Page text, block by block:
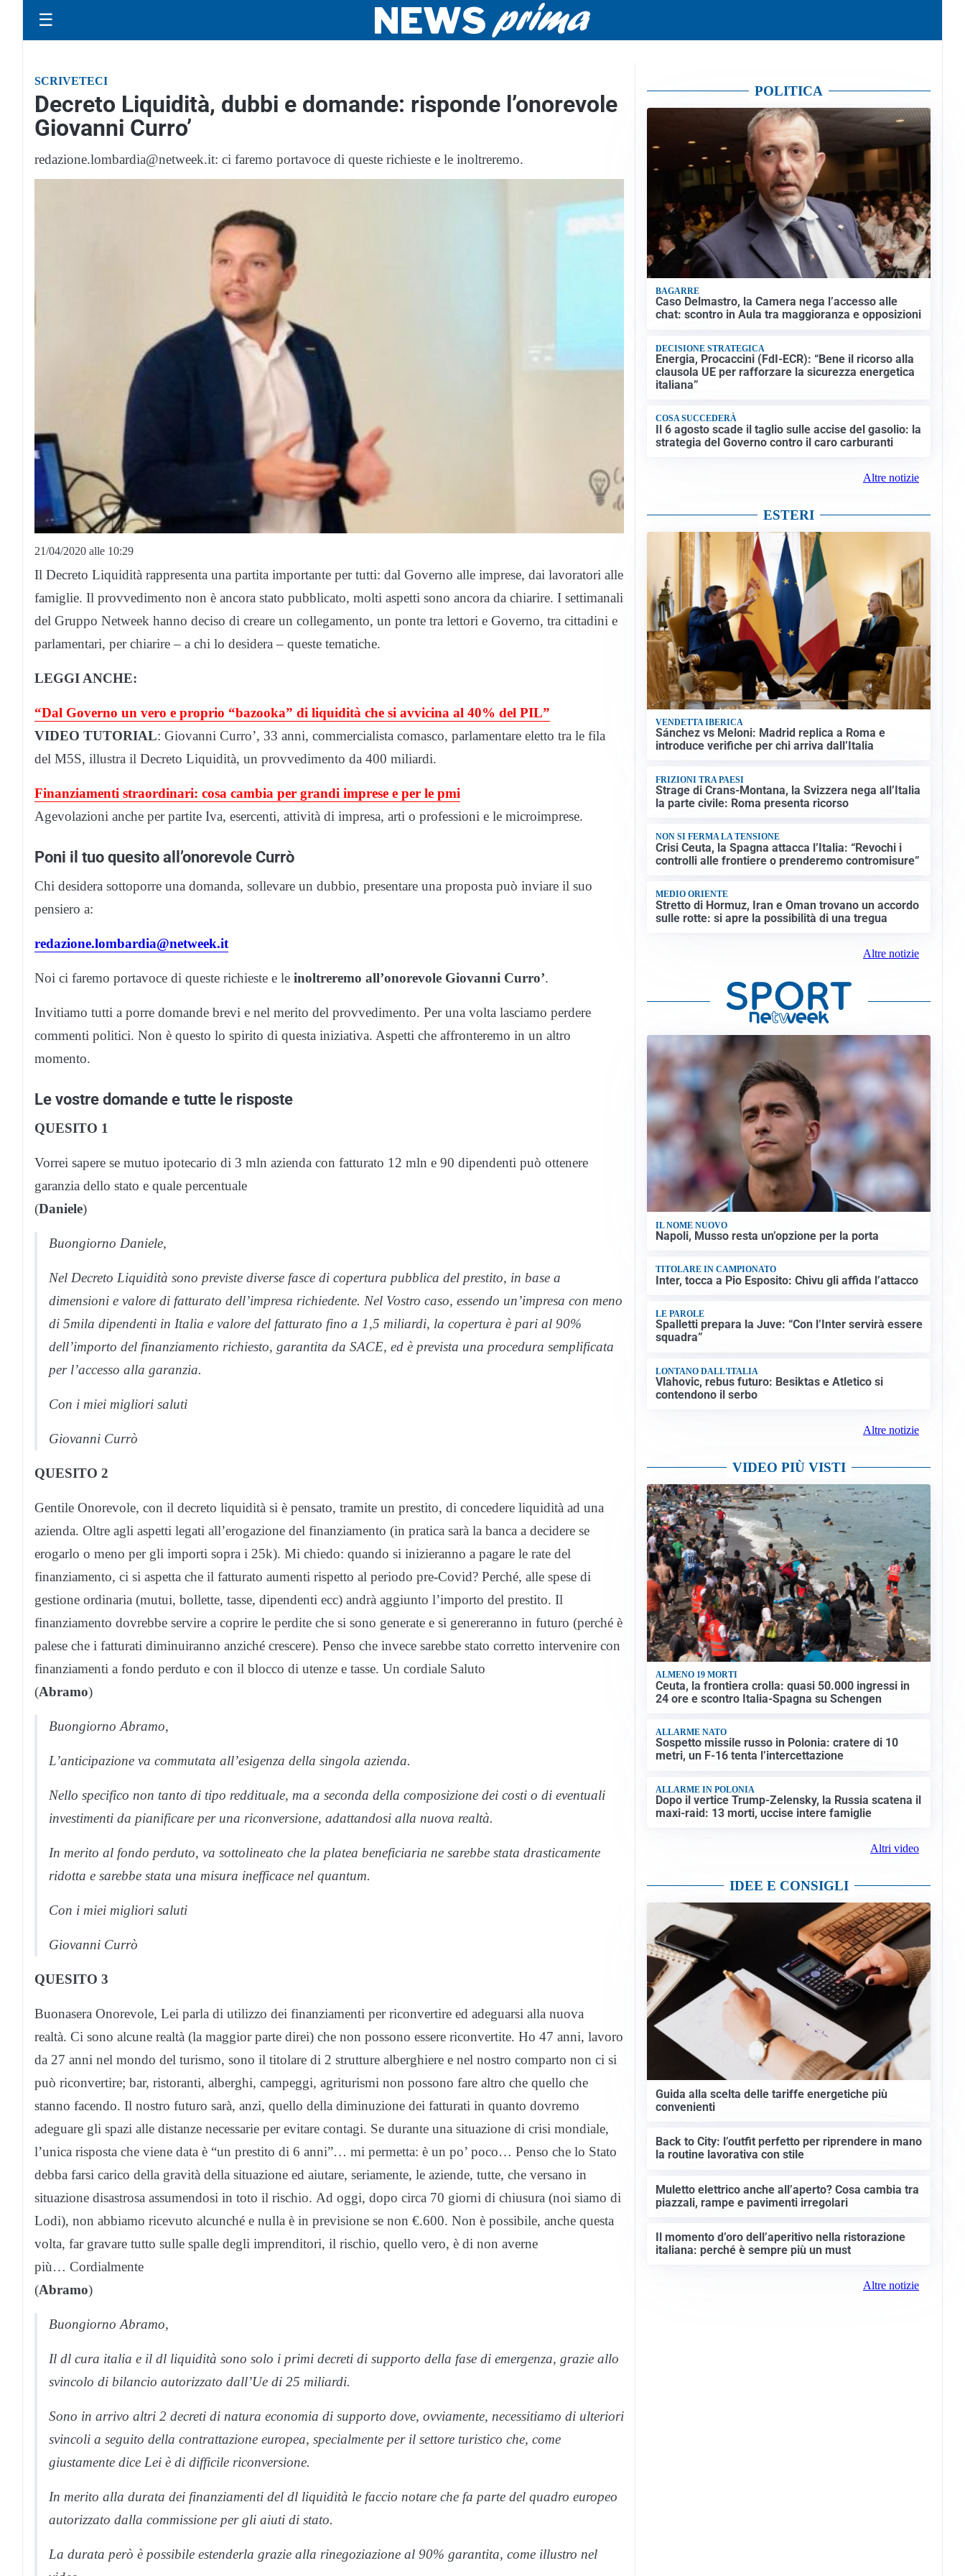
☰
SCRIVETECI
Decreto Liquidità, dubbi e domande: risponde l’onorevole
Giovanni Curro’
redazione.lombardia@netweek.it: ci faremo portavoce di queste richieste e le inoltreremo.
21/04/2020 alle 10:29
Il Decreto Liquidità rappresenta una partita importante per tutti: dal Governo alle imprese, dai lavoratori alle
famiglie. Il provvedimento non è ancora stato pubblicato, molti aspetti sono ancora da chiarire. I settimanali
del Gruppo Netweek hanno deciso di creare un collegamento, un ponte tra lettori e Governo, tra cittadini e
parlamentari, per chiarire – a chi lo desidera – queste tematiche.
LEGGI ANCHE:
“Dal Governo un vero e proprio “bazooka” di liquidità che si avvicina al 40% del PIL”
VIDEO TUTORIAL: Giovanni Curro’, 33 anni, commercialista comasco, parlamentare eletto tra le fila
del M5S, illustra il Decreto Liquidità, un provvedimento da 400 miliardi.
Finanziamenti straordinari: cosa cambia per grandi imprese e per le pmi
Agevolazioni anche per partite Iva, esercenti, attività di impresa, arti o professioni e le microimprese.
Poni il tuo quesito all’onorevole Currò
Chi desidera sottoporre una domanda, sollevare un dubbio, presentare una proposta può inviare il suo
pensiero a:
redazione.lombardia@netweek.it
Noi ci faremo portavoce di queste richieste e le inoltreremo all’onorevole Giovanni Curro’.
Invitiamo tutti a porre domande brevi e nel merito del provvedimento. Per una volta lasciamo perdere
commenti politici. Non è questo lo spirito di questa iniziativa. Aspetti che affronteremo in un altro
momento.
Le vostre domande e tutte le risposte
QUESITO 1
Vorrei sapere se mutuo ipotecario di 3 mln azienda con fatturato 12 mln e 90 dipendenti può ottenere
garanzia dello stato e quale percentuale
(Daniele)
Buongiorno Daniele,
Nel Decreto Liquidità sono previste diverse fasce di copertura pubblica del prestito, in base a
dimensioni e valore di fatturato dell’impresa richiedente. Nel Vostro caso, essendo un’impresa con meno
di 5mila dipendenti in Italia e valore del fatturato fino a 1,5 miliardi, la copertura è pari al 90%
dell’importo del finanziamento richiesto, garantita da SACE, ed è prevista una procedura semplificata
per l’accesso alla garanzia.
Con i miei migliori saluti
Giovanni Currò
QUESITO 2
Gentile Onorevole, con il decreto liquidità si è pensato, tramite un prestito, di concedere liquidità ad una
azienda. Oltre agli aspetti legati all’erogazione del finanziamento (in pratica sarà la banca a decidere se
erogarlo o meno per gli importi sopra i 25k). Mi chiedo: quando si inizieranno a pagare le rate del
finanziamento, ci si aspetta che il fatturato aumenti rispetto al periodo pre-Covid? Perché, alle spese di
gestione ordinaria (mutui, bollette, tasse, dipendenti ecc) andrà aggiunto l’importo del prestito. Il
finanziamento dovrebbe servire a coprire le perdite che si sono generate e si genereranno in futuro (perché è
palese che i fatturati diminuiranno anziché crescere). Penso che invece sarebbe stato corretto intervenire con
finanziamenti a fondo perduto e con il blocco di utenze e tasse. Un cordiale Saluto
(Abramo)
Buongiorno Abramo,
L’anticipazione va commutata all’esigenza della singola azienda.
Nello specifico non tanto di tipo reddituale, ma a seconda della composizione dei costi o di eventuali
investimenti da pianificare per una riconversione, adattandosi alla nuova realtà.
In merito al fondo perduto, va sottolineato che la platea beneficiaria ne sarebbe stata drasticamente
ridotta e sarebbe stata una misura inefficace nel quantum.
Con i miei migliori saluti
Giovanni Currò
QUESITO 3
Buonasera Onorevole, Lei parla di utilizzo dei finanziamenti per riconvertire ed adeguarsi alla nuova
realtà. Ci sono alcune realtà (la maggior parte direi) che non possono essere riconvertite. Ho 47 anni, lavoro
da 27 anni nel mondo del turismo, sono il titolare di 2 strutture alberghiere e nel nostro comparto non ci si
può riconvertire; bar, ristoranti, alberghi, campeggi, agriturismi non possono fare altro che quello che
stanno facendo. Il nostro futuro sarà, anzi, quello della diminuzione dei fatturati in quanto dovremo
adeguare gli spazi alle distanze necessarie per evitare contagi. Se durante una situazione di crisi mondiale,
l’unica risposta che viene data è “un prestito di 6 anni”… mi permetta: è un po’ poco… Penso che lo Stato
debba farsi carico della gravità della situazione ed aiutare, seriamente, le aziende, tutte, che versano in
situazione disastrosa assumendosi in toto il rischio. Ad oggi, dopo circa 70 giorni di chiusura (noi siamo di
Lodi), non abbiamo ricevuto alcunché e nulla è in previsione se non €.600. Non è possibile, anche questa
volta, far gravare tutto sulle spalle degli imprenditori, il rischio, quello vero, è di non averne
più… Cordialmente
(Abramo)
Buongiorno Abramo,
Il dl cura italia e il dl liquidità sono solo i primi decreti di supporto della fase di emergenza, grazie allo
svincolo di bilancio autorizzato dall’Ue di 25 miliardi.
Sono in arrivo altri 2 decreti di natura economia di supporto dove, ovviamente, necessitiamo di ulteriori
svincoli a seguito della contrattazione europea, specialmente per il settore turistico che, come
giustamente dice Lei è di difficile riconversione.
In merito alla durata dei finanziamenti del dl liquidità le faccio notare che fa parte del quadro europeo
autorizzato dalla commissione per gli aiuti di stato.
La durata però è possibile estenderla grazie alla rinegoziazione al 90% garantita, come illustro nel
POLITICA
BAGARRE
Caso Delmastro, la Camera nega l’accesso alle
chat: scontro in Aula tra maggioranza e opposizioni
DECISIONE STRATEGICA
Energia, Procaccini (FdI-ECR): “Bene il ricorso alla
clausola UE per rafforzare la sicurezza energetica
italiana”
COSA SUCCEDERÀ
Il 6 agosto scade il taglio sulle accise del gasolio: la
strategia del Governo contro il caro carburanti
Altre notizie
ESTERI
VENDETTA IBERICA
Sánchez vs Meloni: Madrid replica a Roma e
introduce verifiche per chi arriva dall’Italia
FRIZIONI TRA PAESI
Strage di Crans-Montana, la Svizzera nega all’Italia
la parte civile: Roma presenta ricorso
NON SI FERMA LA TENSIONE
Crisi Ceuta, la Spagna attacca l’Italia: “Revochi i
controlli alle frontiere o prenderemo contromisure”
MEDIO ORIENTE
Stretto di Hormuz, Iran e Oman trovano un accordo
sulle rotte: si apre la possibilità di una tregua
Altre notizie
IL NOME NUOVO
Napoli, Musso resta un’opzione per la porta
TITOLARE IN CAMPIONATO
Inter, tocca a Pio Esposito: Chivu gli affida l’attacco
LE PAROLE
Spalletti prepara la Juve: “Con l’Inter servirà essere
squadra”
LONTANO DALL'ITALIA
Vlahovic, rebus futuro: Besiktas e Atletico si
contendono il serbo
Altre notizie
VIDEO PIÙ VISTI
ALMENO 19 MORTI
Ceuta, la frontiera crolla: quasi 50.000 ingressi in
24 ore e scontro Italia-Spagna su Schengen
ALLARME NATO
Sospetto missile russo in Polonia: cratere di 10
metri, un F-16 tenta l’intercettazione
ALLARME IN POLONIA
Dopo il vertice Trump-Zelensky, la Russia scatena il
maxi-raid: 13 morti, uccise intere famiglie
Altri video
IDEE E CONSIGLI
Guida alla scelta delle tariffe energetiche più
convenienti
Back to City: l’outfit perfetto per riprendere in mano
la routine lavorativa con stile
Muletto elettrico anche all’aperto? Cosa cambia tra
piazzali, rampe e pavimenti irregolari
Il momento d’oro dell’aperitivo nella ristorazione
italiana: perché è sempre più un must
Altre notizie